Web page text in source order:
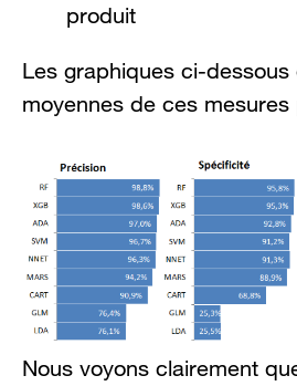
produit
Les graphiques ci-dessous
moyennes de ces mesures
Nous voyons clairement